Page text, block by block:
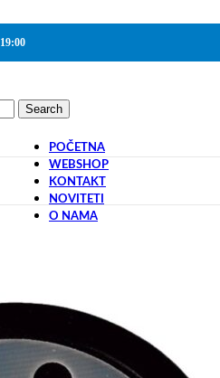
Search
POČETNA
WEBSHOP
KONTAKT
NOVITETI
O NAMA